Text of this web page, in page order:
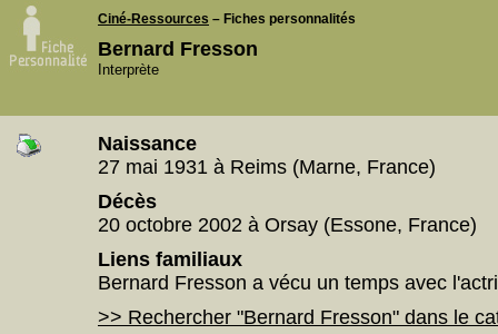
Ciné-Ressources – Fiches personnalités
Bernard Fresson
Interprète
Naissance
27 mai 1931 à Reims (Marne, France)
Décès
20 octobre 2002 à Orsay (Essone, France)
Liens familiaux
Bernard Fresson a vécu un temps avec
>> Rechercher "Bernard Fresson" dans le